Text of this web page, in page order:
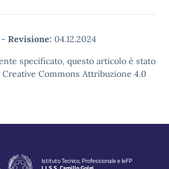
- Revisione: 04.12.2024
specificato, questo articolo è stato
Commons Attribuzione 4.0
Istituto Tecnico, Professionale e IeFP